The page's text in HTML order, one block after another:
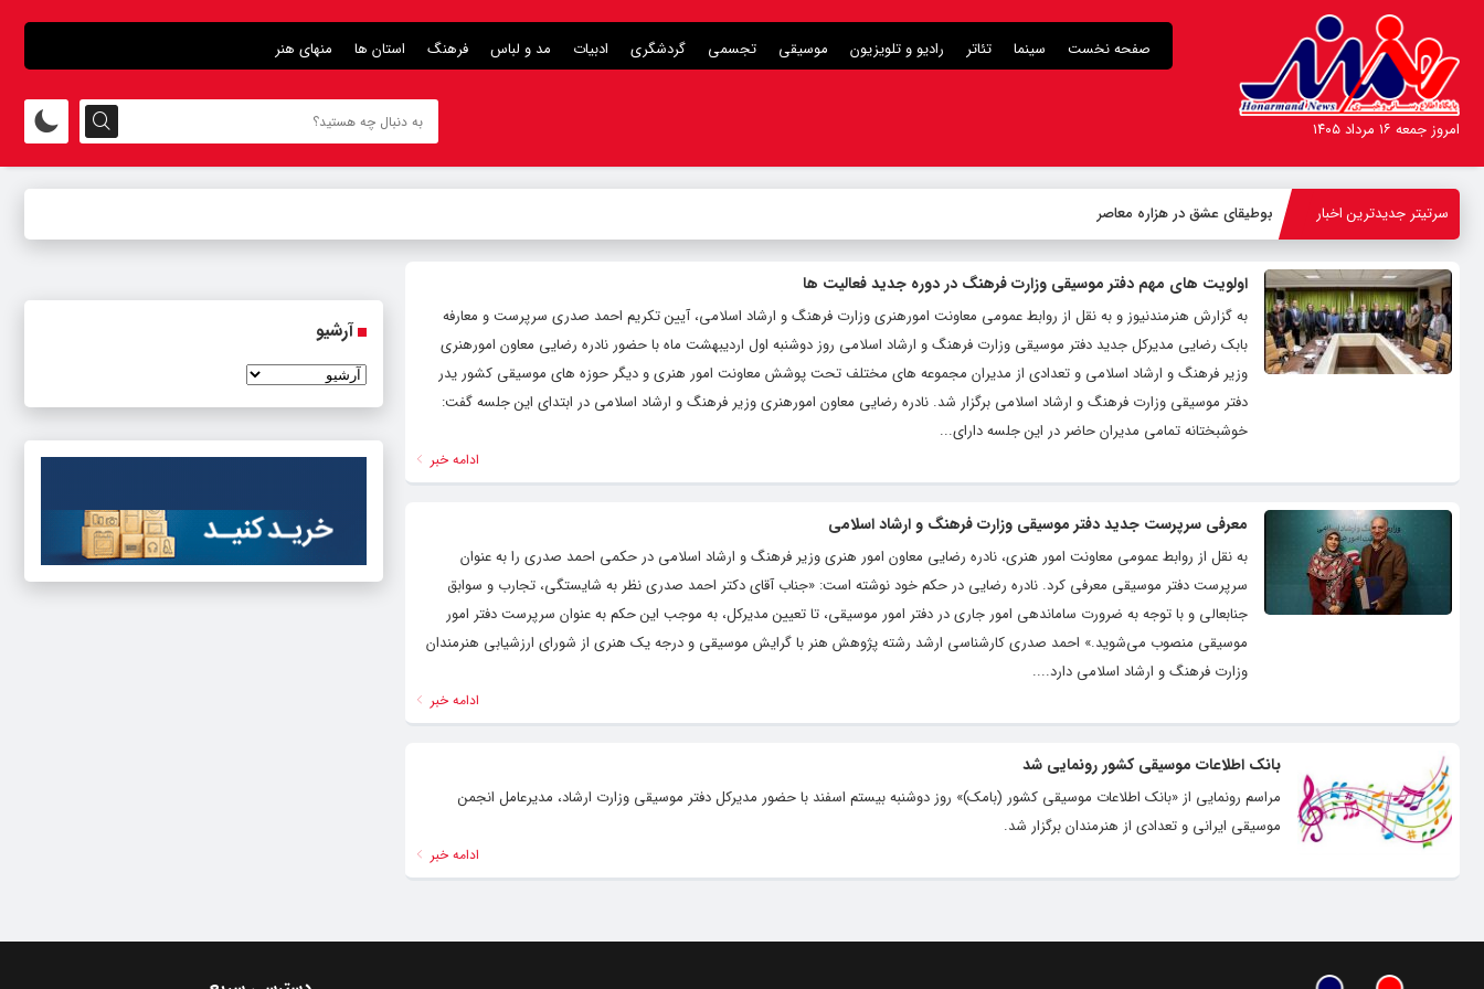
صفحه نخست سینما تئاتر رادیو و تلویزیون موسیقی تجسمی گردشگری ادبیات مد و لباس فرهنگ استان ها منهای هنر
امروز جمعه ۱۶ مرداد ۱۴۰۵
سرتیتر جدیدترین اخبار بوطیقای عشق در هزاره معاصر
اولویت های مهم دفتر موسیقی وزارت فرهنگ در دوره جدید فعالیت ها
به گزارش هنرمندنیوز و به نقل از روابط عمومی معاونت امورهنری وزارت فرهنگ و ارشاد اسلامی، آیین تکریم احمد صدری سرپرست و معارفه
بابک رضایی مدیرکل جدید دفتر موسیقی وزارت فرهنگ و ارشاد اسلامی روز دوشنبه اول اردیبهشت ماه با حضور نادره رضایی معاون امورهنری
وزیر فرهنگ و ارشاد اسلامی و تعدادی از مدیران مجموعه های مختلف تحت پوشش معاونت امور هنری و دیگر حوزه های موسیقی کشور یدر
دفتر موسیقی وزارت فرهنگ و ارشاد اسلامی برگزار شد. نادره رضایی معاون امورهنری وزیر فرهنگ و ارشاد اسلامی در ابتدای این جلسه گفت:
خوشبختانه تمامی مدیران حاضر در این جلسه دارای...
ادامه خبر
معرفی سرپرست جدید دفتر موسیقی وزارت فرهنگ و ارشاد اسلامی
به نقل از روابط عمومی معاونت امور هنری، نادره رضایی معاون امور هنری وزیر فرهنگ و ارشاد اسلامی در حکمی احمد صدری را به عنوان
سرپرست دفتر موسیقی معرفی کرد. نادره رضایی در حکم خود نوشته است: «جناب آقای دکتر احمد صدری نظر به شایستگی، تجارب و سوابق
جنابعالی و با توجه به ضرورت ساماندهی امور جاری در دفتر امور موسیقی، تا تعیین مدیرکل، به موجب این حکم به عنوان سرپرست دفتر امور
موسیقی منصوب می‌شوید.» احمد صدری کارشناسی ارشد رشته پژوهش هنر با گرایش موسیقی و درجه یک هنری از شورای ارزشیابی هنرمندان
وزارت فرهنگ و ارشاد اسلامی دارد....
ادامه خبر
بانک اطلاعات موسیقی کشور رونمایی شد
مراسم رونمایی از «بانک اطلاعات موسیقی کشور (بامک)» روز دوشنبه بیستم اسفند با حضور مدیرکل دفتر موسیقی وزارت ارشاد، مدیرعامل انجمن
موسیقی ایرانی و تعدادی از هنرمندان برگزار شد.
ادامه خبر
آرشیو